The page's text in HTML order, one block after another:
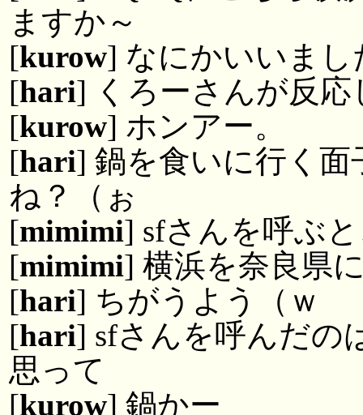
ますか～
[kurow] なにかいいまし
[hari] くろーさんが反応
[kurow] ホンアー。
[hari] 鍋を食いに行く
ね？（ぉ
[mimimi] sfさんを呼ぶ
[mimimi] 横浜を奈良県
[hari] ちがうよう（ｗ
[hari] sfさんを呼んだの
思って
[kurow] 鍋かー